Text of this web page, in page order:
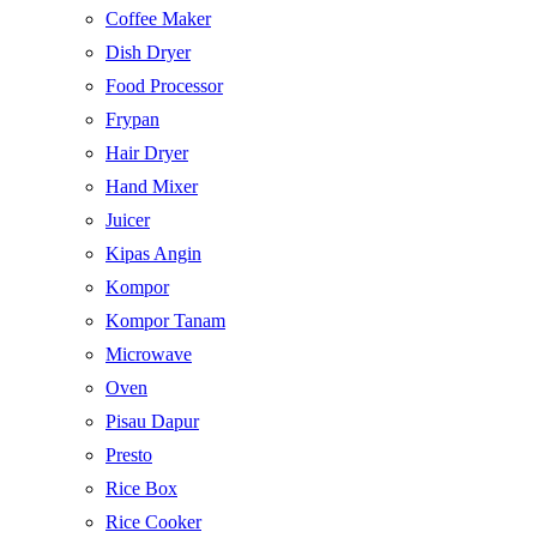
Coffee Maker
Dish Dryer
Food Processor
Frypan
Hair Dryer
Hand Mixer
Juicer
Kipas Angin
Kompor
Kompor Tanam
Microwave
Oven
Pisau Dapur
Presto
Rice Box
Rice Cooker